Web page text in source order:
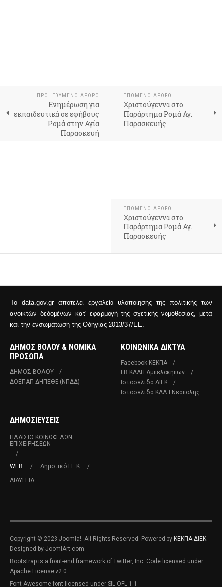
ΠΡΟΗΓΟΎΜΕΝΟ ΆΡΘΡΟ
Ενημέρωση για
εκπαιδευτικά σε εφήβους
Ρομά στην Αγία
Παρασκευή
ΕΠΌΜΕΝΟ ΆΡΘΡΟ
Χριστούγεννα στο
Παράρτημα Ρομά Αγ.
Παρασκευής
ΕΠΌΜΕΝΟ ΆΡΘΡΟ
Χριστούγεννα στο
Παράρτημα Ρομά Αγ.
Παρασκευής
Το data.gov.gr αποτελεί εργαλείο υλοποίησης της πολιτικής των
ανοικτών δεδομένων κατ' εφαρμογή της σχετικής νομοθεσίας, μετά
και την ενσωμάτωση της Οδηγίας 2013/37/ΕΕ.
ΔΗΜΟΣ ΒΟΛΟΥ & ΝΟΜΙΚΑ
ΠΡΟΣΩΠΑ
ΔΗΜΟΣ ΒΟΛΟΥ
ΔΟΕΠΑΠ-ΔΗΠΕΘΕ (ΝΠΔΔ)
ΚΟΙΝΩΝΙΚΑ ΔΙΚΤΥΑ
Facebook ΚΕΚΠΑ
FB ΚΔΑΠ Αμπελοκηπων
Ιστοσελιδα ΔΙΕΚ
Ιστοσελιδα ΚΔΑΠ Νεαπολης
ΔΗΜΟΣΙΕΥΣΕΙΣ
ΠΛΑΊΣΙΟ ΚΟΙΝΩΦΕΛΏΝ
ΕΠΙΧΕΙΡΉΣΕΩΝ
WEB
Δημοτικό Ι.Ε.Κ.
ΔΙΑΥΓΕΙΑ
Copyright © 2023 Joomla!. All Rights Reserved. Powered by ΚΕΚΠΑ-ΔΙΕΚ -
Designed by JoomlArt.com.
Bootstrap is a front-end framework of Twitter, Inc. Code licensed under
Apache License v2.0.
Font Awesome font licensed under SIL OFL 1.1.